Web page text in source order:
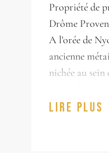
Propriété de
Drôme
A l'orée de
ancienne
nichée au sein
centenaires,
LIRE PLUS